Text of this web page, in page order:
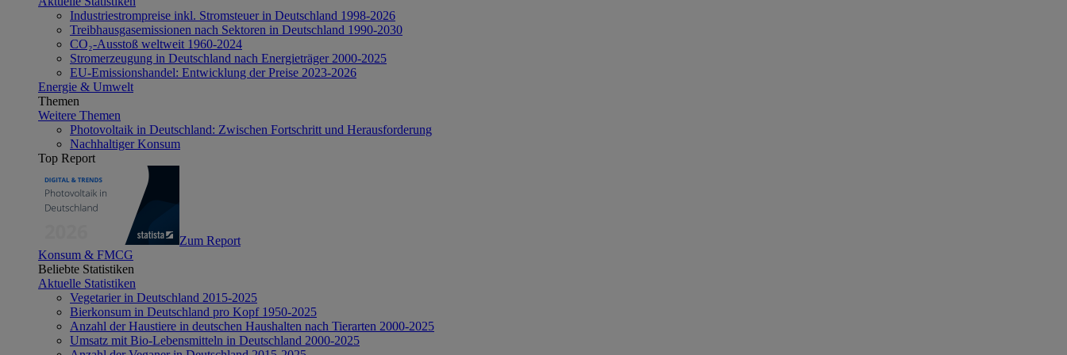
Industriestrompreise inkl. Stromsteuer in Deutschland 1998-2026
Treibhausgasemissionen nach Sektoren in Deutschland 1990-2030
CO₂-Ausstoß weltweit 1960-2024
Stromerzeugung in Deutschland nach Energieträger 2000-2025
EU-Emissionshandel: Entwicklung der Preise 2023-2026
Energie & Umwelt
Themen
Weitere Themen
Photovoltaik in Deutschland: Zwischen Fortschritt und Herausforderung
Nachhaltiger Konsum
Top Report
Zum Report
Konsum & FMCG
Beliebte Statistiken
Aktuelle Statistiken
Vegetarier in Deutschland 2015-2025
Bierkonsum in Deutschland pro Kopf 1950-2025
Anzahl der Haustiere in deutschen Haushalten nach Tierarten 2000-2025
Umsatz mit Bio-Lebensmitteln in Deutschland 2000-2025